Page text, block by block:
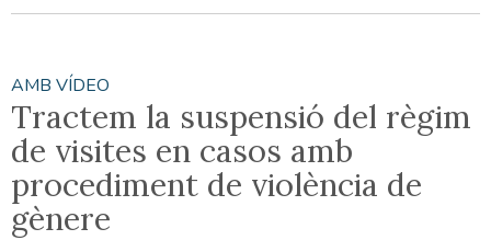
AMB VÍDEO
Tractem la suspensió del règim
de visites en casos amb
procediment de violència de
gènere